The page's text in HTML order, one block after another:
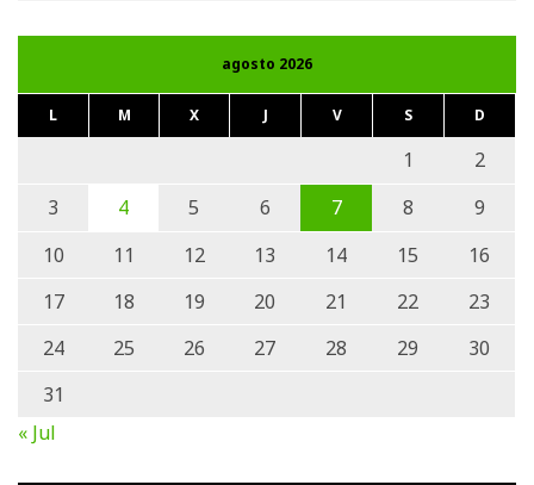
agosto 2026
L M X J V S D
1
2
3
4 5 6 7 8
9
10
11 12 13 14 15
16
17
18 19 20 21 22
23
24
25 26 27 28 29
30
31
« Jul